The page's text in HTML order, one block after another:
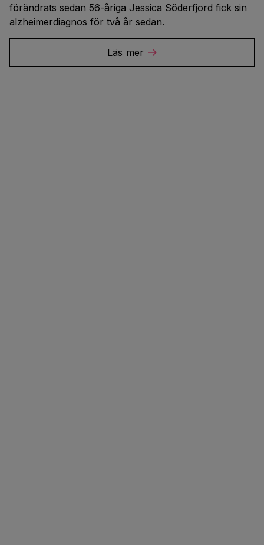
förändrats sedan 56-åriga Jessica Söderfjord fick sin
alzheimerdiagnos för två år sedan.
Läs mer